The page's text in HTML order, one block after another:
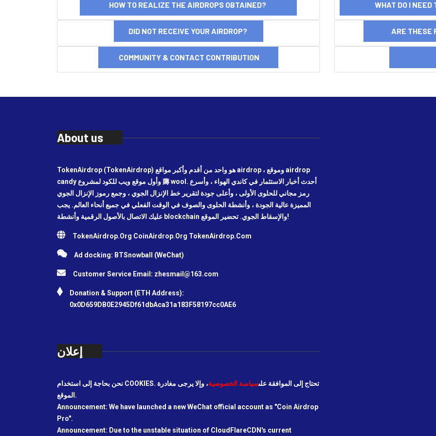
HOW TO REALIZE THE AIRDROPS OBTAINED? WHAT DO I NEED
DID NOT RECEIVE YOUR AIRDROP? ARE THESE
COMMUNITY & CONTACT CONTRIBUTION
About us
TokenAirdrop (TokenAirdrop) هو واحد من أقدم وأكبر مواقع airdrop ، وموقع airdrop
candy وأول موقع ويب للكود لمشروع 薅 wool. أحدث أخبار الاستثمار في كاندي الهواء ، وأسرع
رمز مجاني للحلوى الأولى ، وأعلى جودة لتقرير خط الإنزال الجوي ، وجمع رموز الإنزال الجوي
المميزة عالية الجودة ، وأنشطة الحلوى والصوف في الوقت الفعلي في جميع أنحاء العالم. يجب
عليك الاتصال بالأصول الرقمية وأنشطة blockchain والإسقاط الجوي. تحضير الموقع!
TokenAirdrop.Org CoinAirdrop.Org TokenAirdrop.Com
Ad docking: BTSnowball (WeChat)
Customer Service Email: zhesmail@163.com
Donation & Support (ETH Address):
0x0D659DB0E2945Df61dbAca31a183F58197cc0AE6
إعلان
نحن بحاجة إلى استخدام COOKIES. تحتاج إلى الموافقة علىسياسة الخصوصية، وإلا يرجى مغادرة
الموقع.
Announcement: We have launched a new WeChat official account as "Coin Airdrop
Pro".
Announcement: Due to the unstable situation of CloudFlareCDN's current